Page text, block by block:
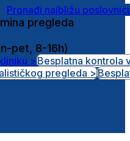
Pronađi najbližu
pregleda
pet, 8-16h)
>Besplatna kontrola
pregleda >